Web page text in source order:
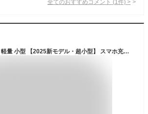
全てのおすすめコメント (1 件) >
モバイルバッテリー 軽量 小型 【2025新モデル・超小型】 スマホ充電器 急速充電 携帯充電器 パススルー機能 ケーブル内蔵PSE技術基準適合 LCD電量残量表示 Type-C急速充電 安全設計 回路保護 コンパクト＆軽量 旅行/出張/アウトドア/キャンプ/停電対策/防災 日本語取扱説明書 (ホワイト)